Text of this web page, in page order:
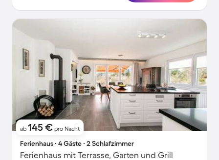
ab 145 € pro Nacht
Ferienhaus ∙ 4 Gäste ∙ 2 Schlafzimmer
Ferienhaus mit Terrasse, Garten und Grill